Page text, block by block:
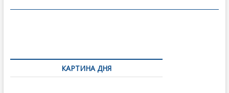
o
в
по
записямКАРТИНА ДНЯ